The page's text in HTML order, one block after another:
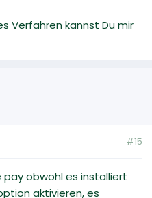
Verfahren kannst Du mir
#15
pay obwohl es installiert
aktivieren, es